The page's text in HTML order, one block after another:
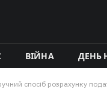
ВІЙНА ДЕНЬ
спосіб розрахунку